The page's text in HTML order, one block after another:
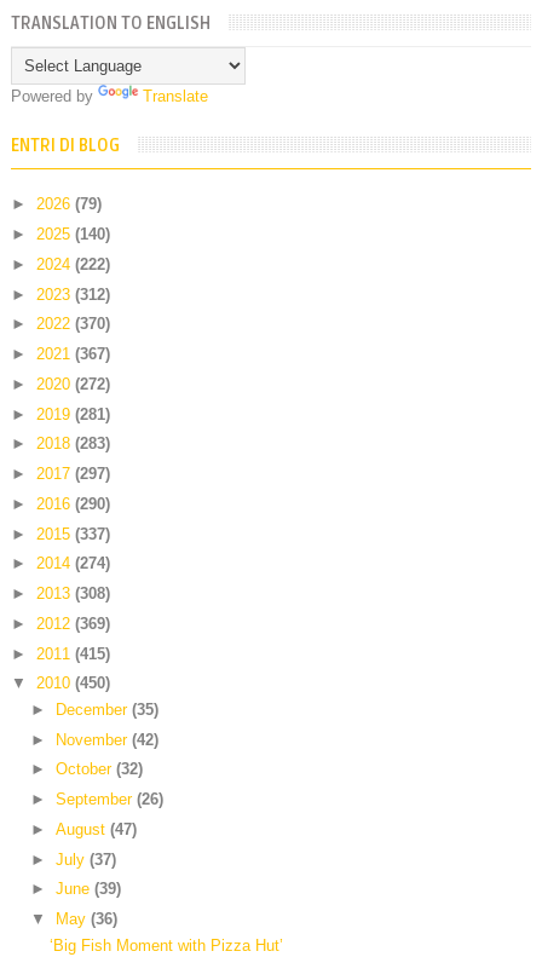
TRANSLATION TO ENGLISH
Powered by Translate
ENTRI DI BLOG
► 2026 (79)
► 2025 (140)
► 2024 (222)
► 2023 (312)
► 2022 (370)
► 2021 (367)
► 2020 (272)
► 2019 (281)
► 2018 (283)
► 2017 (297)
► 2016 (290)
► 2015 (337)
► 2014 (274)
► 2013 (308)
► 2012 (369)
► 2011 (415)
▼ 2010 (450)
►
December (35)
► November (42)
► October (32)
► September (26)
► August (47)
► July (37)
► June (39)
▼
May (36)
‘Big Fish Moment with Pizza Hut’